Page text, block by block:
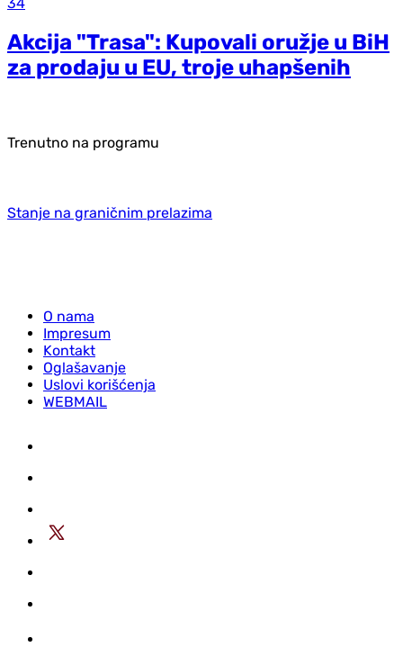
Akcija "Trasa": Kupovali oružje u BiH
za prodaju u EU, troje uhapšenih
Trenutno na programu
Stanje na graničnim prelazima
O nama
Impresum
Kontakt
Oglašavanje
Uslovi korišćenja
WEBMAIL